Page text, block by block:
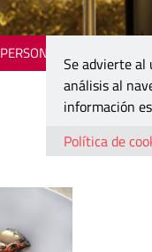
PERSONAJES
Se advierte al
análisis al
información
Política de